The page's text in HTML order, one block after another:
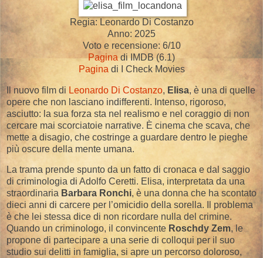
Regia: Leonardo Di Costanzo
Anno: 2025
Voto e recensione: 6/10
Paginadi IMDB (6.1)
Pagina di I Check Movies
Il nuovo film di Leonardo Di Costanzo, Elisa, è una di quelle
opere che non lasciano indifferenti. Intenso, rigoroso,
asciutto: la sua forza sta nel realismo e nel coraggio di non
cercare mai scorciatoie narrative. È cinema che scava, che
mette a disagio, che costringe a guardare dentro le pieghe
più oscure della mente umana.
La trama prende spunto da un fatto di cronaca e dal saggio
di criminologia di Adolfo Ceretti. Elisa, interpretata da una
straordinaria Barbara Ronchi, è una donna che ha scontato
dieci anni di carcere per l’omicidio della sorella. Il problema
è che lei stessa dice di non ricordare nulla del crimine.
Quando un criminologo, il convincente Roschdy Zem, le
propone di partecipare a una serie di colloqui per il suo
studio sui delitti in famiglia, si apre un percorso doloroso,